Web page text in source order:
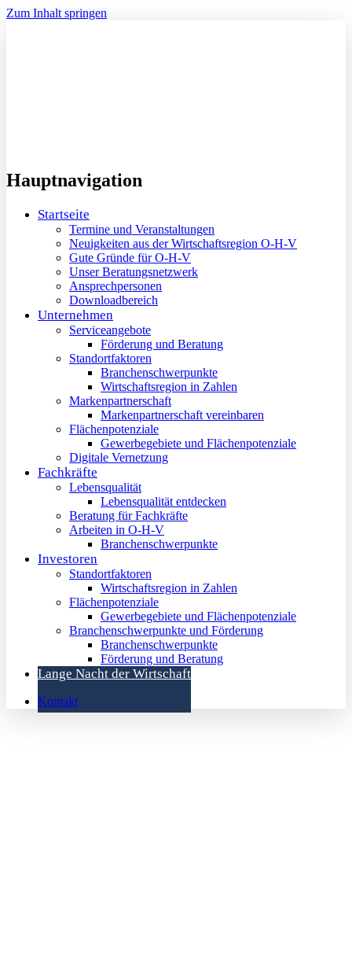
Zum Inhalt springen
Hauptnavigation
Startseite
Termine und Veranstaltungen
Neuigkeiten aus der Wirtschaftsregion O-H-V
Gute Gründe für O-H-V
Unser Beratungsnetzwerk
Ansprechpersonen
Downloadbereich
Unternehmen
Serviceangebote
Förderung und Beratung
Standortfaktoren
Branchenschwerpunkte
Wirtschaftsregion in Zahlen
Markenpartnerschaft
Markenpartnerschaft vereinbaren
Flächenpotenziale
Gewerbegebiete und Flächenpotenziale
Digitale Vernetzung
Fachkräfte
Lebensqualität
Lebensqualität entdecken
Beratung für Fachkräfte
Arbeiten in O-H-V
Branchenschwerpunkte
Investoren
Standortfaktoren
Wirtschaftsregion in Zahlen
Flächenpotenziale
Gewerbegebiete und Flächenpotenziale
Branchenschwerpunkte und Förderung
Branchenschwerpunkte
Förderung und Beratung
Lange Nacht der Wirtschaft
Kontakt